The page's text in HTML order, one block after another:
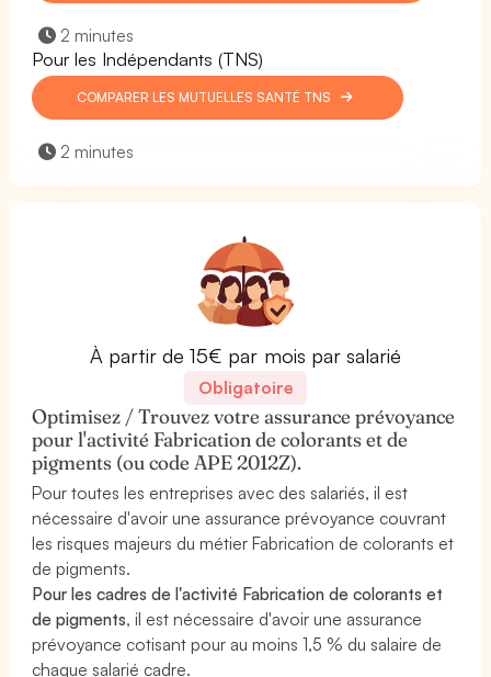
2 minutes
Pour les Indépendants (TNS)
COMPARER LES MUTUELLES SANTÉ TNS
2 minutes
À partir de 15€ par mois par salarié
Obligatoire
Optimisez / Trouvez votre assurance prévoyance
pour l'activité Fabrication de colorants et de
pigments (ou code APE 2012Z).
Pour toutes les entreprises avec des salariés, il est
nécessaire d'avoir une assurance prévoyance couvrant
les risques majeurs du métier Fabrication de colorants et
de pigments.
Pour les cadres de l'activité Fabrication de colorants et
de pigments, il est nécessaire d'avoir une assurance
prévoyance cotisant pour au moins 1,5 % du salaire de
chaque salarié cadre.